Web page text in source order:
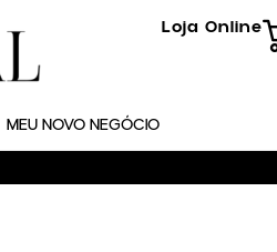
Loja Online
MEU NOVO NEGÓCIO